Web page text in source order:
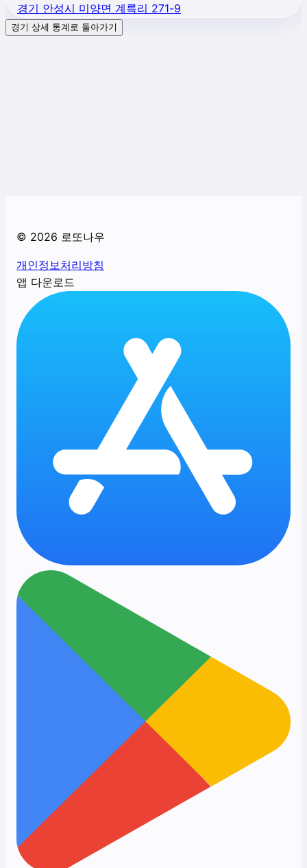
경기 안성시 미양면 계륵리 271-9
경기 상세 통계로 돌아가기
© 2026 로또나우
개인정보처리방침
앱 다운로드